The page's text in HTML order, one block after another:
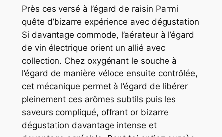
Près ces versé à l’égard de raisin Parmi
quête d’bizarre expérience avec dégustation
Si davantage commode, l’aérateur à l’égard
de vin électrique orient un allié avec
collection. Chez oxygénant le souche à
l’égard de manière véloce ensuite contrôlée,
cet mécanique permet à l’égard de libérer
pleinement ces arômes subtils puis les
saveurs compliqué, offrant or bizarre
dégustation davantage intense et